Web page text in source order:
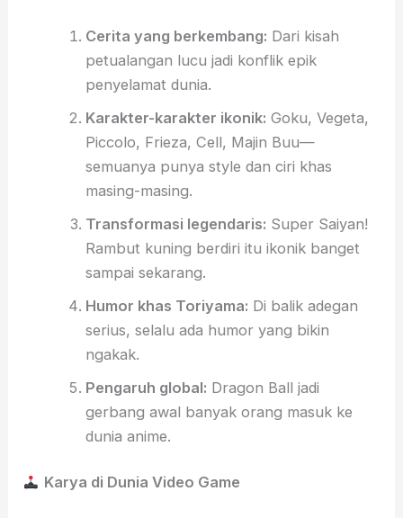
Cerita yang berkembang: Dari kisah
petualangan lucu jadi konflik epik
penyelamat dunia.
Karakter-karakter ikonik: Goku, Vegeta,
Piccolo, Frieza, Cell, Majin Buu—
semuanya punya style dan ciri khas
masing-masing.
Transformasi legendaris: Super Saiyan!
Rambut kuning berdiri itu ikonik banget
sampai sekarang.
Humor khas Toriyama: Di balik adegan
serius, selalu ada humor yang bikin
ngakak.
Pengaruh global: Dragon Ball jadi
gerbang awal banyak orang masuk ke
dunia anime.
Karya di Dunia Video Game